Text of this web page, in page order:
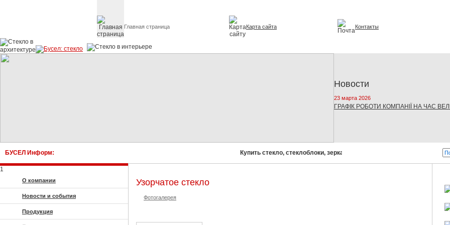
Главная страница Карта сайта Контакты
Новости
23 марта 2026
ГРАФІК РОБОТИ КОМПАНІЇ НА ЧАС
БУСЕЛ Информ: Купить стекло, стеклоблоки, зеркала, стеклопакеты! Бусел -
1
О компании
Новости и события
Продукция
Узорчатое стекло
Фотогалерея